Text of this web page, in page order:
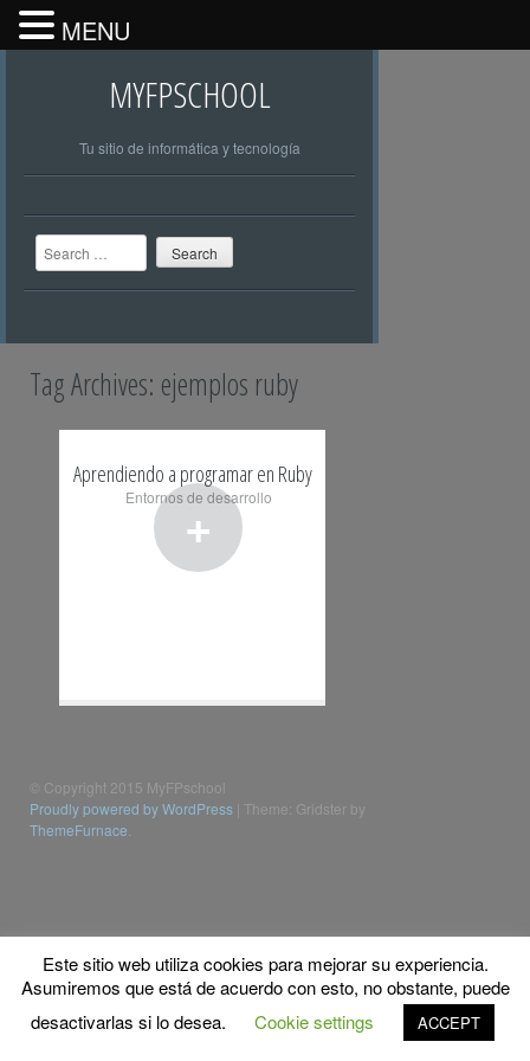
MYFPSCHOOL
Tu sitio de informática y tecnología
Search
Tag Archives: ejemplos ruby
+
Aprendiendo a programar en Ruby
Entornos de desarrollo
© Copyright 2015 MyFPschool
Proudly powered by WordPress Theme: Gridster by
ThemeFurnace
Este sitio web utiliza cookies para mejorar su experiencia.
Asumiremos que está de acuerdo con esto, no obstante, puede
desactivarlas si lo desea.
Cookie settings ACCEPT
MENU